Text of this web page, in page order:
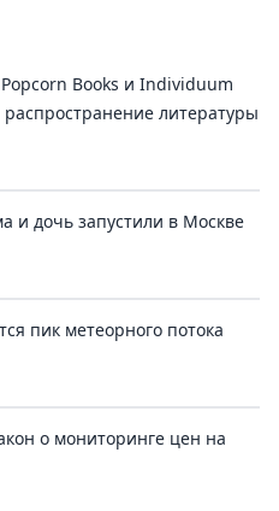
Books и Individuum
литературы
и дочь запустили в Москве
пик метеорного потока
о мониторинге цен на